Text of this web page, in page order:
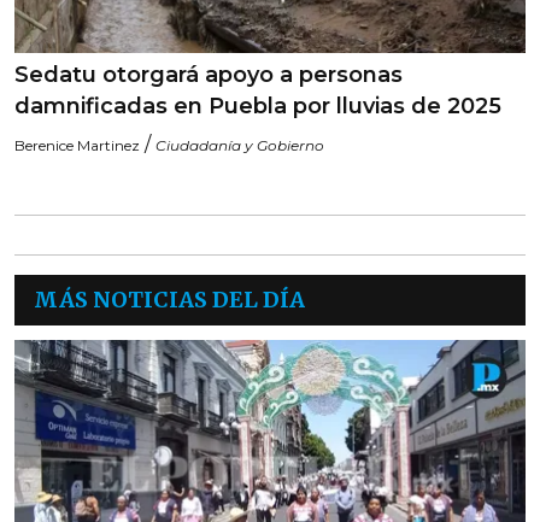
Sedatu otorgará apoyo a personas
damnificadas en Puebla por lluvias de 2025
Berenice Martinez / Ciudadanía y Gobierno
MÁS NOTICIAS DEL DÍA